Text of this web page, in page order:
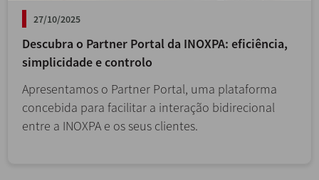
27/10/2025
Descubra o Partner Portal da INOXPA: eficiência,
simplicidade e controlo
Apresentamos o Partner Portal, uma plataforma
concebida para facilitar a interação bidirecional
entre a INOXPA e os seus clientes.